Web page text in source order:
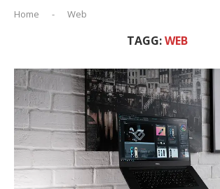
Home - Web
TAGG:WEB